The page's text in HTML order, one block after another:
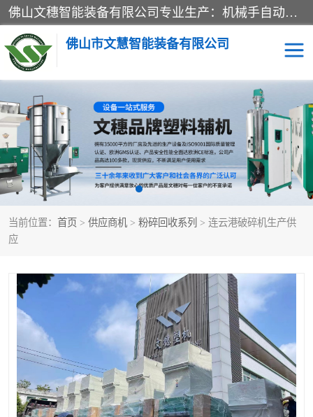
佛山文穗智能装备有限公司专业生产：机械手自动化系列；塑料粉碎机回收系列；塑料混色机系列；温度控制系列：模温机，冷水机；供料输送系列：中央供料系统，欧化/独立式吸料机，分体式吸料机；整机保修一年，易损件除外。
佛山市文慧智能装备有限公司
当前位置： 首页 > 供应商机 > 粉碎回收系列 > 连云港破碎机生产供
应
粉碎回收系列 干燥除湿系列
塑料破碎机 工业冷水机
三机一体除湿干燥机 塑料干燥机
塑料混色机 模温机
三机一体除湿机